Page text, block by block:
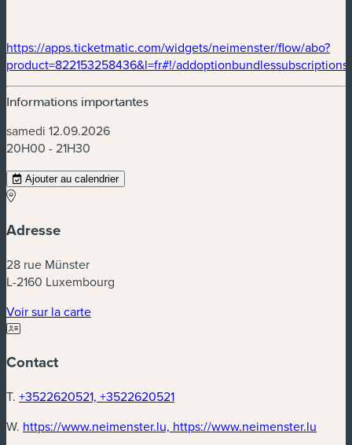
(nouvelle fenêtre)
https://apps.ticketmatic.com/widgets/neimenster/flow/abo?
product=822153258436&l=fr#!/addoptionbundlessubscriptions
Informations importantes
samedi 12.09.2026
20H00 - 21H30
Ajouter au calendrier
Adresse
28 rue Münster
L-2160 Luxembourg
Voir sur la carte(nouvelle fenêtre)
Contact
T. +3522620521, +3522620521
W. https://www.neimenster.lu, https://www.neimenster.lu